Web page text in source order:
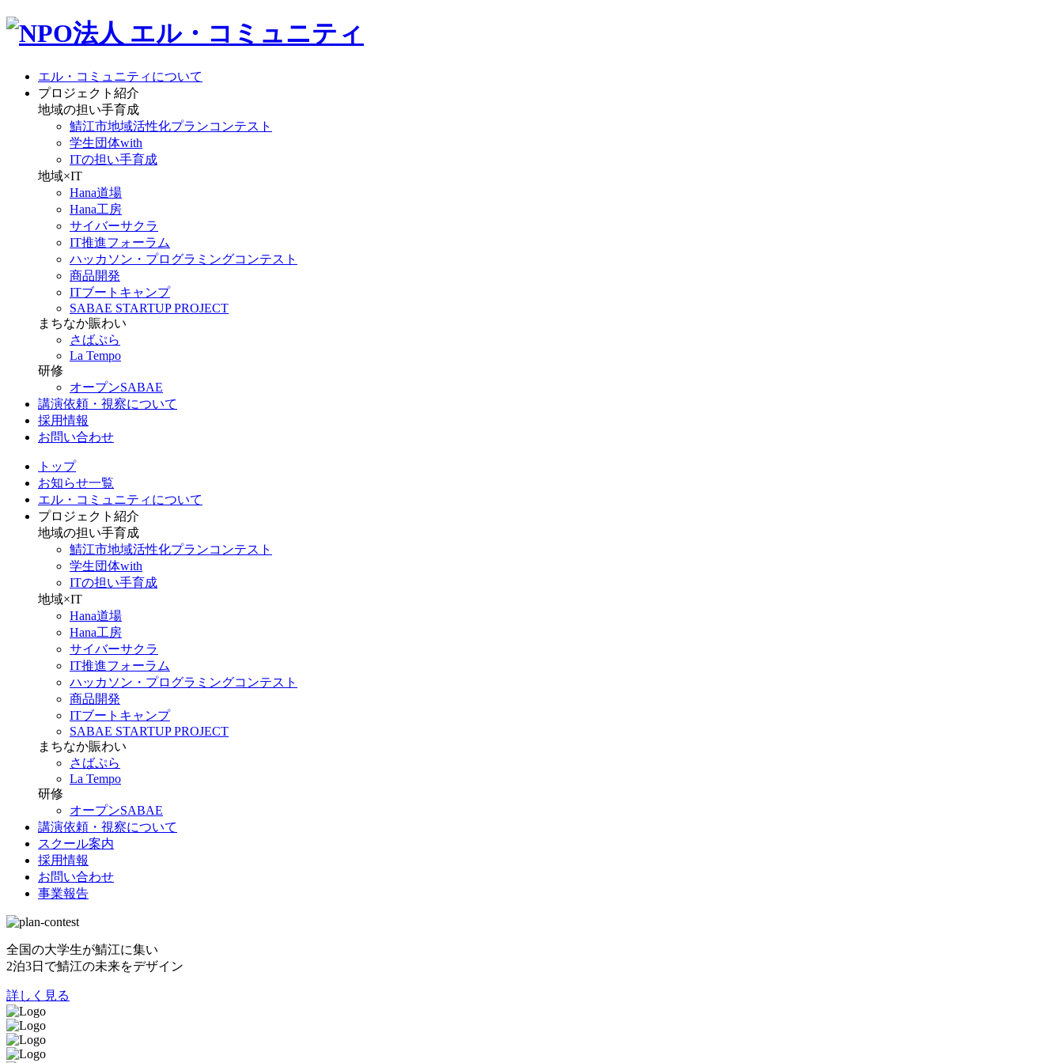
エル・コミュニティについて
プロジェクト紹介
地域の担い手育成
鯖江市地域活性化プランコンテスト
学生団体with
ITの担い手育成
地域×IT
Hana道場
Hana工房
サイバーサクラ
IT推進フォーラム
ハッカソン・プログラミングコンテスト
商品開発
ITブートキャンプ
SABAE STARTUP PROJECT
まちなか賑わい
さばぷら
La Tempo
研修
オープンSABAE
講演依頼・視察について
採用情報
お問い合わせ
トップ
お知らせ一覧
エル・コミュニティについて
プロジェクト紹介
地域の担い手育成
鯖江市地域活性化プランコンテスト
学生団体with
ITの担い手育成
地域×IT
Hana道場
Hana工房
サイバーサクラ
IT推進フォーラム
ハッカソン・プログラミングコンテスト
商品開発
ITブートキャンプ
SABAE STARTUP PROJECT
まちなか賑わい
さばぷら
La Tempo
研修
オープンSABAE
講演依頼・視察について
スクール案内
採用情報
お問い合わせ
事業報告
全国の大学生が鯖江に集い
2泊3日で鯖江の未来をデザイン
詳しく見る